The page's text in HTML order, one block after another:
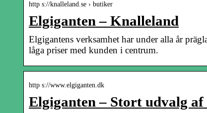
http s://knalleland.se › butiker
Elgiganten – Knalleland
Elgigantens verksamhet har under alla år
låga priser med kunden i centrum.
http s://www.elgiganten.dk
Elgiganten – Stort udvalg